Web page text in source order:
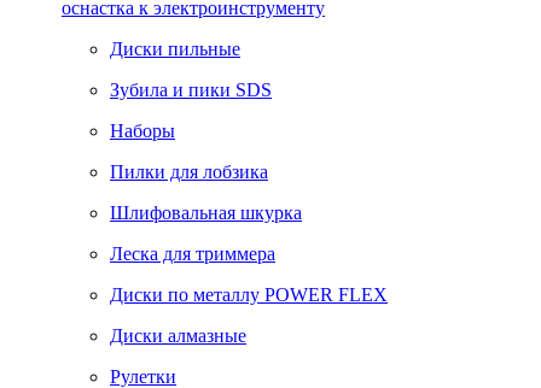
оснастка к электроинструменту
Диски пильные
Зубила и пики SDS
Наборы
Пилки для лобзика
Шлифовальная шкурка
Леска для триммера
Диски по металлу POWER FLEX
Диски алмазные
Рулетки